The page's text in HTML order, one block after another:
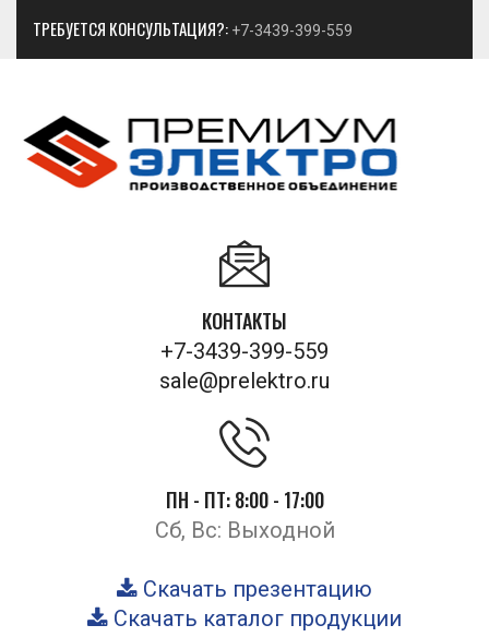
ТРЕБУЕТСЯ КОНСУЛЬТАЦИЯ?: +7-3439-399-559
КОНТАКТЫ
+7-3439-399-559
sale@prelektro.ru
ПН - ПТ: 8:00 - 17:00
Сб, Вс: Выходной
Скачать презентацию
Скачать каталог продукции